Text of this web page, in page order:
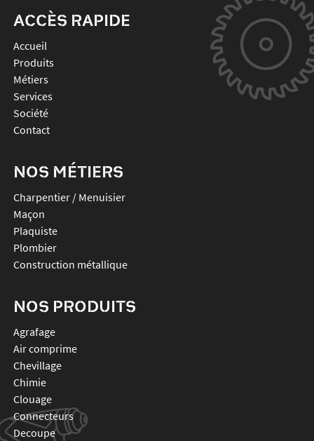
ACCÈS RAPIDE
Accueil
Produits
Métiers
Services
Société
Contact
NOS MÉTIERS
Charpentier / Menuisier
Maçon
Plaquiste
Plombier
Construction métallique
NOS PRODUITS
agrafage
air comprime
chevillage
chimie
clouage
connecteurs
decoupe